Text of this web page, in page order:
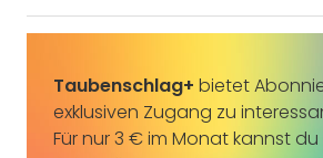
Taubenschlag+ bietet
exklusiven Zugang zu
Für nur 3 € im Monat kannst